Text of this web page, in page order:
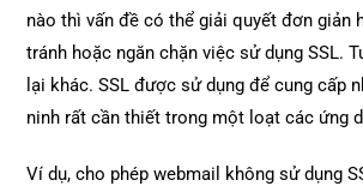
nào thì vấn đề có thể giải quyết đơn giản
tránh hoặc ngăn chặn việc sử dụng SSL.
lại khác. SSL được sử dụng để cung cấp
ninh rất cần thiết trong một loạt các ứng
Ví dụ, cho phép webmail không sử dụng